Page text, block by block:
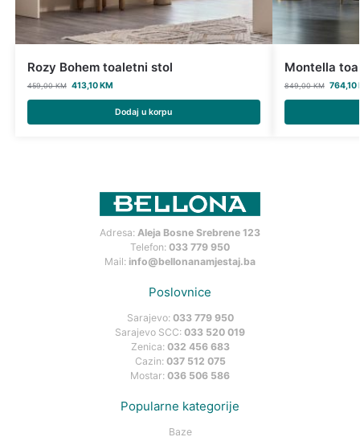
Rozy Bohem toaletni stol
459,00KM 413,10KM
Dodaj u korpu
Montella
849,00KM 764,10
Adresa: Aleja Bosne Srebrene 123
Telefon: 033 779 950
Mail: info@bellonanamjestaj.ba
Poslovnice
Sarajevo: 033 779 950
Sarajevo SCC: 033 520 019
Zenica: 032 456 683
Cazin: 037 512 075
Mostar: 036 506 586
Popularne kategorije
Baze